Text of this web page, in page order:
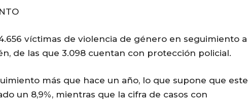
víctimas de violencia de género en seguimiento a
de las que 3.098 cuentan con protección policial.
más que hace un año, lo que supone que este
un 8,9%, mientras que la cifra de casos con